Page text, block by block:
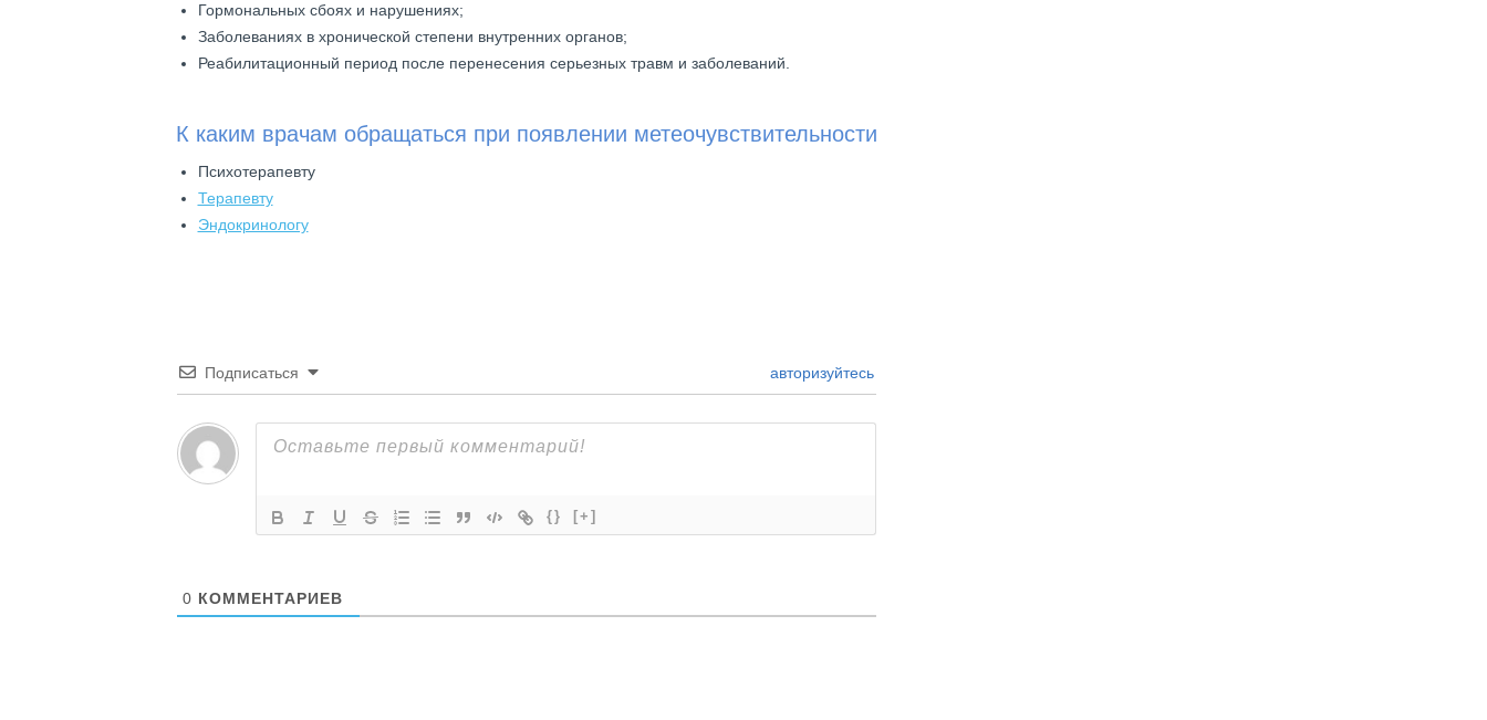
Гормональных сбоях и нарушениях;
Заболеваниях в хронической степени внутренних органов;
Реабилитационный период после перенесения серьезных травм и заболеваний.
К каким врачам обращаться при появлении метеочувствительности
Психотерапевту
Терапевту
Эндокринологу
Подписаться авторизуйтесь
{} [+]
0 КОММЕНТАРИЕВ